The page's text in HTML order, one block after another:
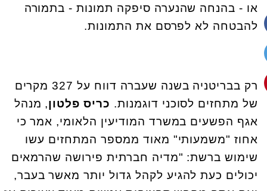
או - בהנחה שהנערה סיפקה תמונות - בתמורה
להבטחה לא לפרסם את התמונות.
רק בבריטניה בשנה שעברה דווח על 327 מקרים
של מתחזים לסוכני דוגמנות. כריס פלטון, מנהל
אגף הפשעים במשרד המודיעין הלאומי, אמר כי
אחוז "משמעותי" מאוד ממספר המתחזים עשו
שימוש ברשת: "מדיה חברתית פירושה שהרמאים
יכולים כעת להגיע לקהל גדול יותר מאשר בעבר,